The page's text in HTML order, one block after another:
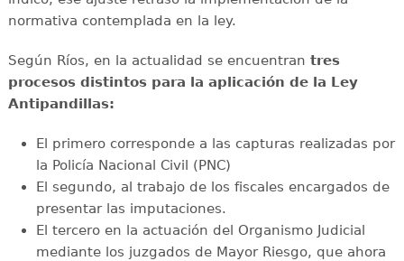
normativa contemplada en la ley.
Según Ríos, en la actualidad se encuentran tres
procesos distintos para la aplicación de la Ley
Antipandillas:
El primero corresponde a las capturas realizadas por
la Policía Nacional Civil (PNC)
El segundo, al trabajo de los fiscales encargados de
presentar las imputaciones.
El tercero en la actuación del Organismo Judicial
mediante los juzgados de Mayor Riesgo, que ahora